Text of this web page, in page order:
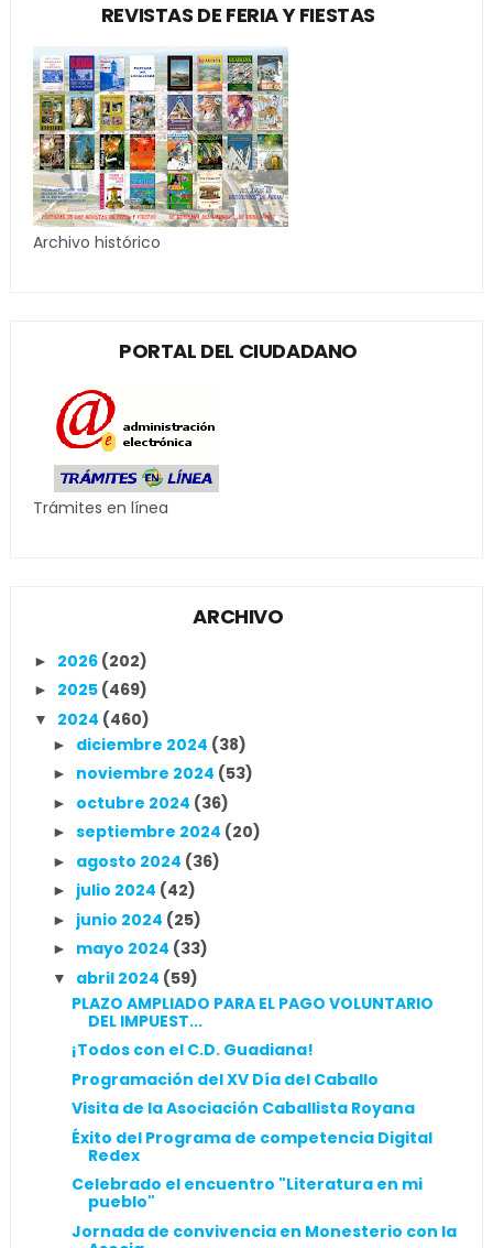
REVISTAS DE FERIA Y FIESTAS
Archivo histórico
PORTAL DEL CIUDADANO
Trámites en línea
ARCHIVO
► 2026 (202)
► 2025 (469)
▼ 2024 (460)
► diciembre 2024 (38)
► noviembre 2024 (53)
► octubre 2024 (36)
► septiembre 2024 (20)
► agosto 2024 (36)
► julio 2024 (42)
► junio 2024 (25)
► mayo 2024 (33)
▼ abril 2024 (59)
PLAZO AMPLIADO PARA EL PAGO VOLUNTARIO
DEL IMPUEST...
¡Todos con el C.D. Guadiana!
Programación del XV Día del Caballo
Visita de la Asociación Caballista Royana
Éxito del Programa de competencia Digital
Redex
Celebrado el encuentro "Literatura en mi
pueblo"
Jornada de convivencia en Monesterio con la